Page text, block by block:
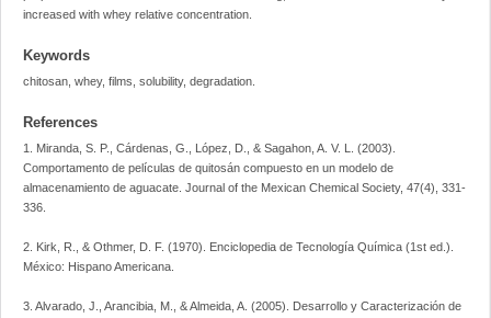
increased with whey relative concentration.
Keywords
chitosan, whey, films, solubility, degradation.
References
1. Miranda, S. P., Cárdenas, G., López, D., & Sagahon, A. V. L. (2003).
Comportamento de películas de quitosán compuesto en un modelo de
almacenamiento de aguacate. Journal of the Mexican Chemical Society, 47(4), 331-
336.
2. Kirk, R., & Othmer, D. F. (1970). Enciclopedia de Tecnología Química (1st ed.).
México: Hispano Americana.
3. Alvarado, J., Arancibia, M., & Almeida, A. (2005). Desarrollo y Caracterización de